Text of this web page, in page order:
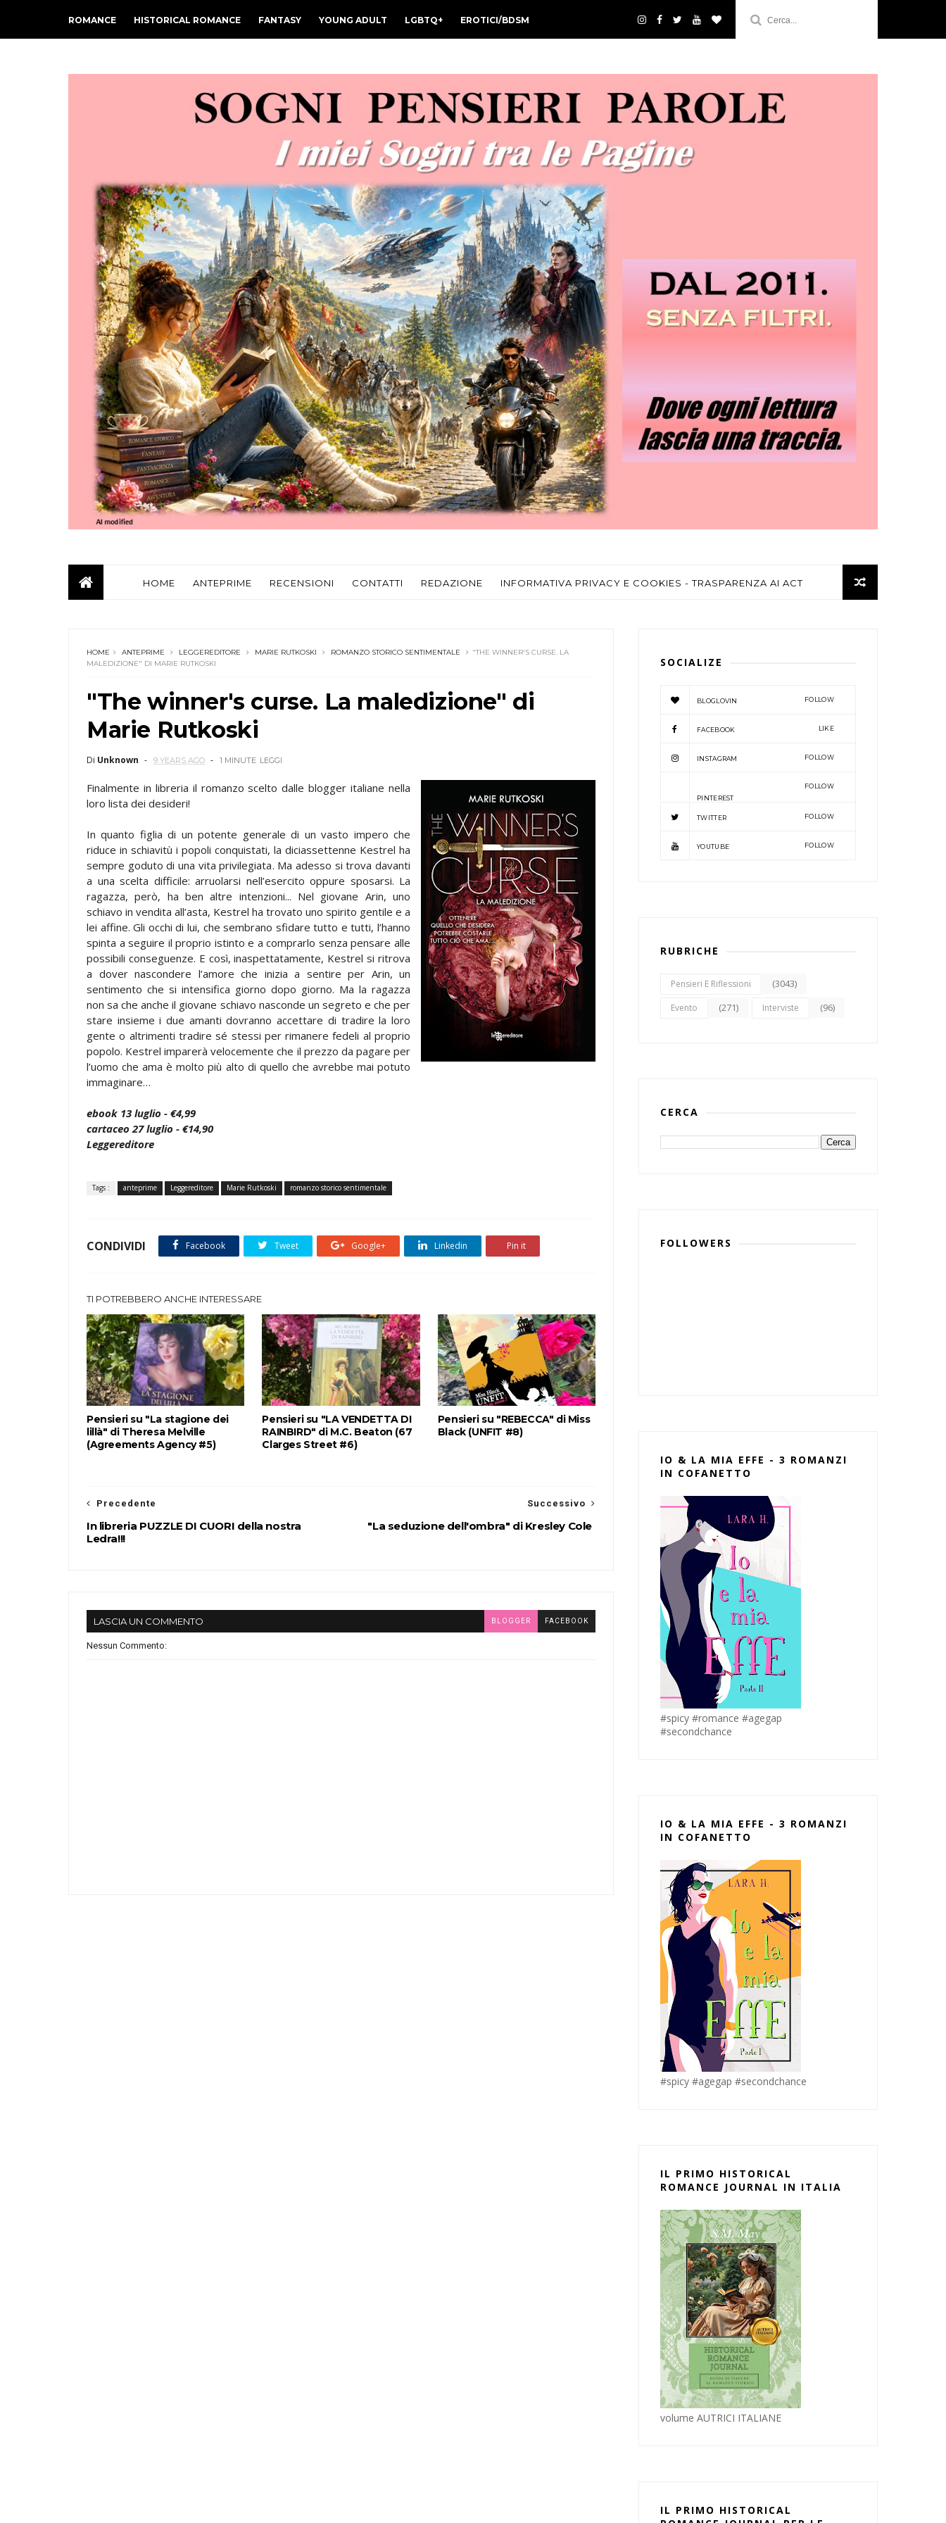
ROMANCE HISTORICAL ROMANCE FANTASY YOUNG ADULT LGBTQ+ EROTICI/BDSM
HOME ANTEPRIME RECENSIONI CONTATTI REDAZIONE INFORMATIVA PRIVACY E COOKIES - TRASPARENZA AI ACT
HOME ANTEPRIME LEGGEREDITORE MARIE RUTKOSKI ROMANZO STORICO SENTIMENTALE
"THE WINNER'S CURSE. LA
MALEDIZIONE" DI MARIE RUTKOSKI
"The winner's curse. La maledizione" di
Marie Rutkoski
Di Unknown 9 YEARS AGO 1 MINUTE LEGGI
Finalmente in libreria il romanzo scelto dalle blogger italiane nella
loro lista dei desideri!
In quanto figlia di un potente generale di un vasto impero che
riduce in schiavitù i popoli conquistati, la diciassettenne Kestrel ha
sempre goduto di una vita privilegiata. Ma adesso si trova davanti
a una scelta difficile: arruolarsi nell’esercito oppure sposarsi. La
ragazza, però, ha ben altre intenzioni... Nel giovane Arin, uno
schiavo in vendita all’asta, Kestrel ha trovato uno spirito gentile e a
lei affine. Gli occhi di lui, che sembrano sfidare tutto e tutti, l’hanno
spinta a seguire il proprio istinto e a comprarlo senza pensare alle
possibili conseguenze. E così, inaspettatamente, Kestrel si ritrova
a dover nascondere l’amore che inizia a sentire per Arin, un
sentimento che si intensifica giorno dopo giorno. Ma la ragazza
non sa che anche il giovane schiavo nasconde un segreto e che per
stare insieme i due amanti dovranno accettare di tradire la loro
gente o altrimenti tradire sé stessi per rimanere fedeli al proprio
popolo. Kestrel imparerà velocemente che il prezzo da pagare per
l’uomo che ama è molto più alto di quello che avrebbe mai potuto
immaginare…
ebook 13 luglio - €4,99
cartaceo 27 luglio - €14,90
Leggereditore
Tags : anteprime Leggereditore Marie Rutkoski romanzo storico sentimentale
CONDIVIDI Facebook Tweet Google+ Linkedin Pin it
TI POTREBBERO ANCHE INTERESSARE
Pensieri su "La stagione dei
lillà" di Theresa Melville
(Agreements Agency #5)
Pensieri su "LA VENDETTA DI
RAINBIRD" di M.C. Beaton (67
Clarges Street #6)
Pensieri su "REBECCA" di Miss
Black (UNFIT #8)
Successivo
"La seduzione dell'ombra" di Kresley Cole
Precedente
In libreria PUZZLE DI CUORI della nostra
Ledra!!!
LASCIA UN COMMENTO BLOGGER FACEBOOK
Nessun Commento:
SOCIALIZE
BLOGLOVIN FOLLOW
FACEBOOK LIKE
INSTAGRAM FOLLOW
PINTEREST
FOLLOW
TWITTER FOLLOW
YOUTUBE FOLLOW
RUBRICHE
Pensieri E Riflessioni (3043)
Evento (271) Interviste (96)
CERCA
FOLLOWERS
IO & LA MIA EFFE - 3 ROMANZI
IN COFANETTO
#spicy #romance #agegap
#secondchance
IO & LA MIA EFFE - 3 ROMANZI
IN COFANETTO
#spicy #agegap #secondchance
IL PRIMO HISTORICAL
ROMANCE JOURNAL IN ITALIA
volume AUTRICI ITALIANE
IL PRIMO HISTORICAL